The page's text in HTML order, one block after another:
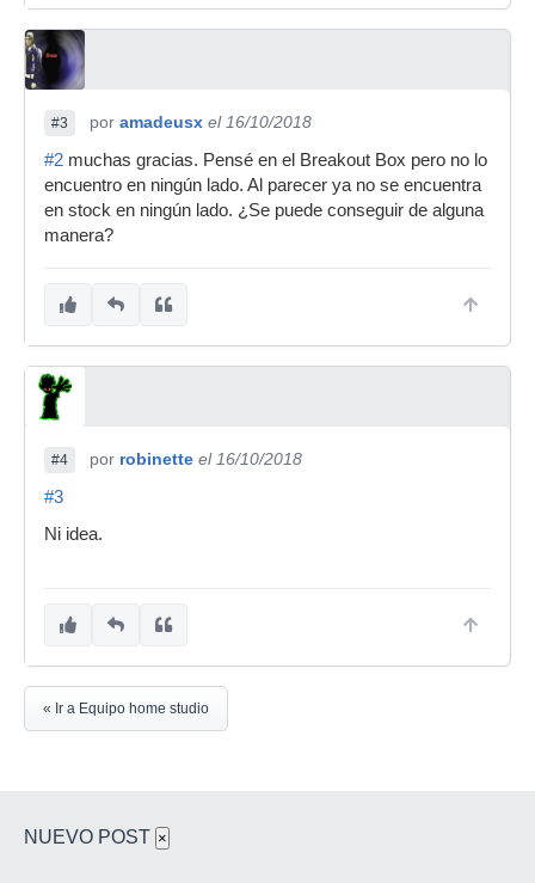
#3 por amadeusx el 16/10/2018
#2 muchas gracias. Pensé en el Breakout Box pero no lo
encuentro en ningún lado. Al parecer ya no se encuentra
en stock en ningún lado. ¿Se puede conseguir de alguna
manera?
#4 por robinette el 16/10/2018
#3
Ni idea.
« Ir a Equipo home studio
NUEVO POST ×